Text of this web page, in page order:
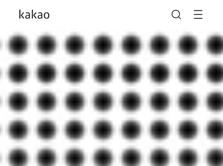
카카오가 AI를 만나
일상을 다시 한번 새롭게
나의 가능성을 더 크게
말도 안 되는 놀라움이
말도 안 되게 많아지도록